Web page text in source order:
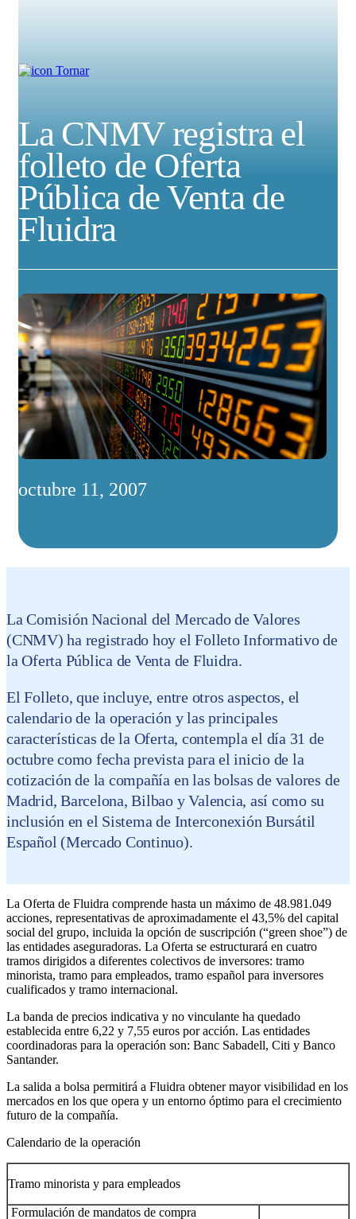
Tornar
La CNMV registra el
folleto de Oferta
Pública de Venta de
Fluidra
octubre 11, 2007
La Comisión Nacional del Mercado de Valores
(CNMV) ha registrado hoy el Folleto Informativo de
la Oferta Pública de Venta de Fluidra.
El Folleto, que incluye, entre otros aspectos, el
calendario de la operación y las principales
características de la Oferta, contempla el día 31 de
octubre como fecha prevista para el inicio de la
cotización de la compañía en las bolsas de valores de
Madrid, Barcelona, Bilbao y Valencia, así como su
inclusión en el Sistema de Interconexión Bursátil
Español (Mercado Continuo).
La Oferta de Fluidra comprende hasta un máximo de 48.981.049
acciones, representativas de aproximadamente el 43,5% del capital
social del grupo, incluida la opción de suscripción (“green shoe”) de
las entidades aseguradoras. La Oferta se estructurará en cuatro
tramos dirigidos a diferentes colectivos de inversores: tramo
minorista, tramo para empleados, tramo español para inversores
cualificados y tramo internacional.
La banda de precios indicativa y no vinculante ha quedado
establecida entre 6,22 y 7,55 euros por acción. Las entidades
coordinadoras para la operación son: Banc Sabadell, Citi y Banco
Santander.
La salida a bolsa permitirá a Fluidra obtener mayor visibilidad en los
mercados en los que opera y un entorno óptimo para el crecimiento
futuro de la compañía.
Calendario de la operación
Tramo minorista y para empleados
Formulación de mandatos de compra